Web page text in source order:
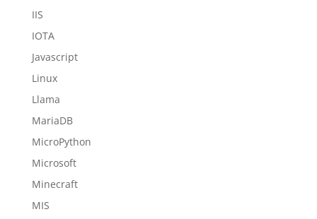
IIS
IOTA
Javascript
Linux
Llama
MariaDB
MicroPython
Microsoft
Minecraft
MIS